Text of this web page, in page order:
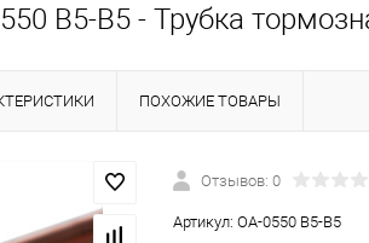
B5-B5 - Трубка
ПОХОЖИЕ ТОВАРЫ
Отзывов: 0
Артикул: OA-0550 B5-B5